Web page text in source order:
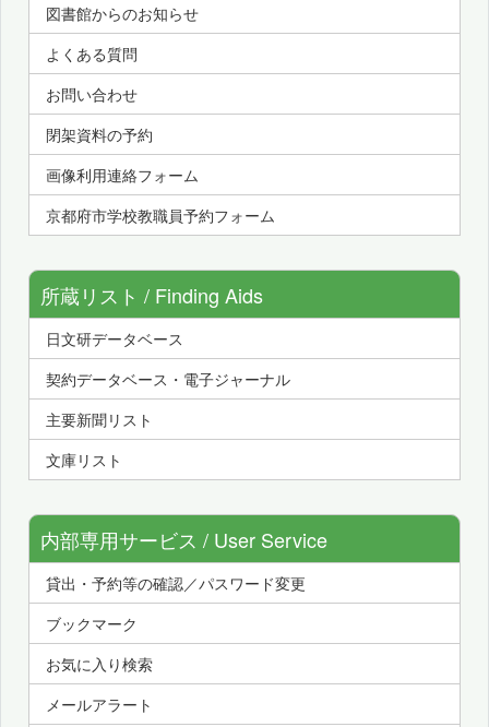
図書館からのお知らせ
よくある質問
お問い合わせ
閉架資料の予約
画像利用連絡フォーム
京都府市学校教職員予約フォーム
所蔵リスト / Finding Aids
日文研データベース
契約データベース・電子ジャーナル
主要新聞リスト
文庫リスト
内部専用サービス / User Service
貸出・予約等の確認／パスワード変更
ブックマーク
お気に入り検索
メールアラート